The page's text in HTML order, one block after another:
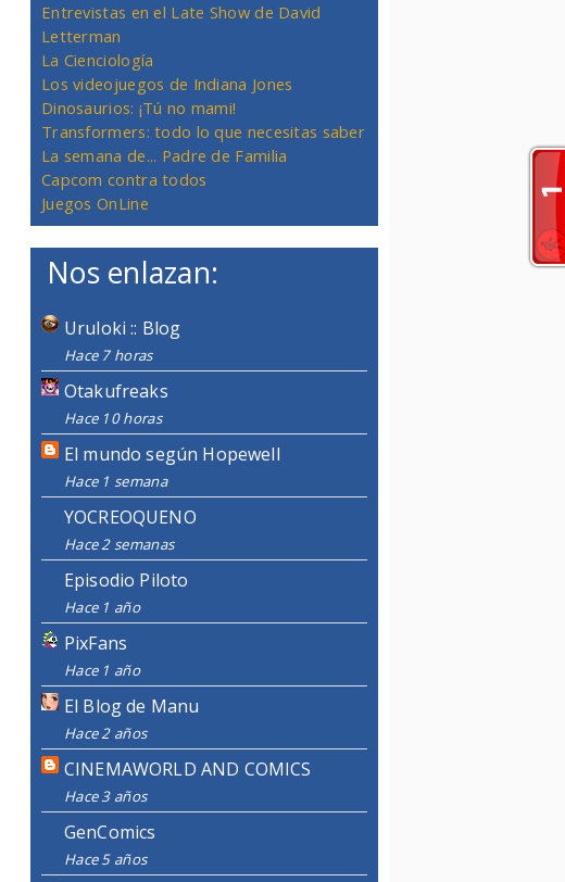
Entrevistas en el Late Show de David
Letterman
La Cienciología
Los videojuegos de Indiana Jones
Dinosaurios: ¡Tú no mami!
Transformers: todo lo que necesitas saber
La semana de... Padre de Familia
Capcom contra todos
Juegos OnLine
Nos enlazan:
Uruloki :: Blog
Hace 7 horas
Otakufreaks
Hace 10 horas
El mundo según Hopewell
Hace 1 semana
YOCREOQUENO
Hace 2 semanas
Episodio Piloto
Hace 1 año
PixFans
Hace 1 año
El Blog de Manu
Hace 2 años
CINEMAWORLD AND COMICS
Hace 3 años
GenComics
Hace 5 años